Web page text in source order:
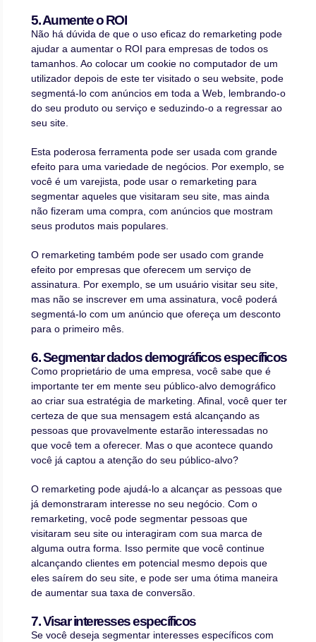
5. Aumente o ROI
Não há dúvida de que o uso eficaz do remarketing pode
ajudar a aumentar o ROI para empresas de todos os
tamanhos. Ao colocar um cookie no computador de um
utilizador depois de este ter visitado o seu website, pode
segmentá-lo com anúncios em toda a Web, lembrando-o
do seu produto ou serviço e seduzindo-o a regressar ao
seu site.
Esta poderosa ferramenta pode ser usada com grande
efeito para uma variedade de negócios. Por exemplo, se
você é um varejista, pode usar o remarketing para
segmentar aqueles que visitaram seu site, mas ainda
não fizeram uma compra, com anúncios que mostram
seus produtos mais populares.
O remarketing também pode ser usado com grande
efeito por empresas que oferecem um serviço de
assinatura. Por exemplo, se um usuário visitar seu site,
mas não se inscrever em uma assinatura, você poderá
segmentá-lo com um anúncio que ofereça um desconto
para o primeiro mês.
6. Segmentar dados demográficos específicos
Como proprietário de uma empresa, você sabe que é
importante ter em mente seu público-alvo demográfico
ao criar sua estratégia de marketing. Afinal, você quer ter
certeza de que sua mensagem está alcançando as
pessoas que provavelmente estarão interessadas no
que você tem a oferecer. Mas o que acontece quando
você já captou a atenção do seu público-alvo?
O remarketing pode ajudá-lo a alcançar as pessoas que
já demonstraram interesse no seu negócio. Com o
remarketing, você pode segmentar pessoas que
visitaram seu site ou interagiram com sua marca de
alguma outra forma. Isso permite que você continue
alcançando clientes em potencial mesmo depois que
eles saírem do seu site, e pode ser uma ótima maneira
de aumentar sua taxa de conversão.
7. Visar interesses específicos
Se você deseja segmentar interesses específicos com